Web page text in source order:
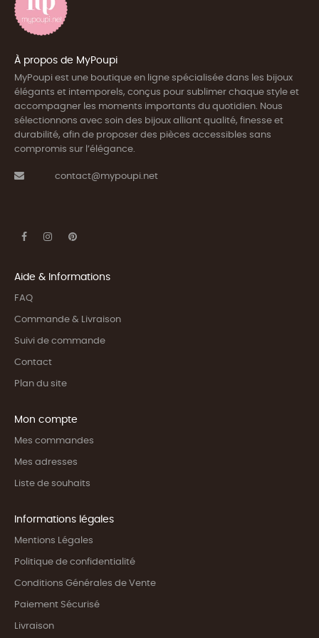
À propos de MyPoupi
MyPoupi est une boutique en ligne spécialisée dans les bijoux
élégants et intemporels, conçus pour sublimer chaque style et
accompagner les moments importants du quotidien. Nous
sélectionnons avec soin des bijoux alliant qualité, finesse et
durabilité, afin de proposer des pièces accessibles sans
compromis sur l’élégance.
contact@mypoupi.net
Aide & Informations
FAQ
Commande & Livraison
Suivi de commande
Contact
Plan du site
Mon compte
Mes commandes
Mes adresses
Liste de souhaits
Informations légales
Mentions Légales
Politique de confidentialité
Conditions Générales de Vente
Paiement Sécurisé
Livraison